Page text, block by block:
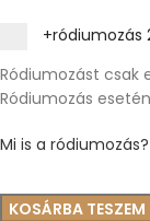
+ródiumozás
Ródiumozást csak
Ródiumozás
Mi is a
KOSÁRBA TESZEM